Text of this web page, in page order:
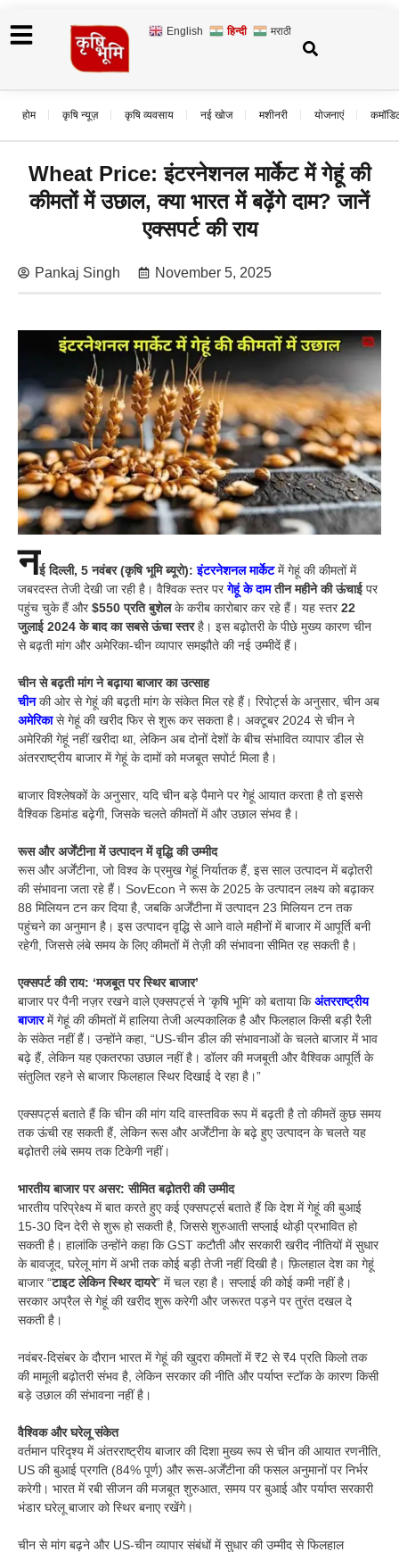
English हिन्दी मराठी
होम कृषि न्यूज़ कृषि व्यवसाय नई खोज मशीनरी योजनाएं
Wheat Price: इंटरनेशनल मार्केट में गेहूं की
कीमतों में उछाल, क्या भारत में बढ़ेंगे दाम? जानें
एक्सपर्ट की राय
Pankaj Singh November 5, 2025
नई दिल्ली, 5 नवंबर (कृषि भूमि ब्यूरो):इंटरनेशनल मार्केटमें गेहूं की कीमतों में
जबरदस्त तेजी देखी जा रही है। वैश्विक स्तर परगेहूं के दाम तीन महीने की ऊंचाईपर
पहुंच चुके हैं और$550 प्रति बुशेलके करीब कारोबार कर रहे हैं। यह स्तर22
जुलाई 2024 के बाद का सबसे ऊंचा स्तरहै। इस बढ़ोतरी के पीछे मुख्य कारण चीन
से बढ़ती मांग और अमेरिका-चीन व्यापार समझौते की नई उम्मीदें हैं।
चीन से बढ़ती मांग ने बढ़ाया बाजार का उत्साह
चीन की ओर से गेहूं की बढ़ती मांग के संकेत मिल रहे हैं। रिपोर्ट्स के अनुसार, चीन अब
अमेरिकासे गेहूं की खरीद फिर से शुरू कर सकता है। अक्टूबर 2024 से चीन ने
अमेरिकी गेहूं नहीं खरीदा था, लेकिन अब दोनों देशों के बीच संभावित व्यापार डील से
अंतरराष्ट्रीय बाजार में गेहूं के दामों को मजबूत सपोर्ट मिला है।
बाजार विश्लेषकों के अनुसार, यदि चीन बड़े पैमाने पर गेहूं आयात करता है तो इससे
वैश्विक डिमांड बढ़ेगी, जिसके चलते कीमतों में और उछाल संभव है।
रूस और अर्जेंटीना में उत्पादन में वृद्धि की उम्मीद
रूस और अर्जेंटीना, जो विश्व के प्रमुख गेहूं निर्यातक हैं, इस साल उत्पादन में बढ़ोतरी
की संभावना जता रहे हैं। SovEcon ने रूस के 2025 के उत्पादन लक्ष्य को बढ़ाकर
88 मिलियन टन कर दिया है, जबकि अर्जेंटीना में उत्पादन 23 मिलियन टन तक
पहुंचने का अनुमान है। इस उत्पादन वृद्धि से आने वाले महीनों में बाजार में आपूर्ति बनी
रहेगी, जिससे लंबे समय के लिए कीमतों में तेज़ी की संभावना सीमित रह सकती है।
एक्सपर्ट की राय: ‘मजबूत पर स्थिर बाजार’
बाजार पर पैनी नज़र रखने वाले एक्सपर्ट्स ने ‘कृषि भूमि’ को बतायाकिअंतरराष्ट्रीय
बाजारमें गेहूं की कीमतों में हालिया तेजी अल्पकालिक है और फिलहाल किसी बड़ी रैली
के संकेत नहीं हैं। उन्होंने कहा, “US-चीन डील की संभावनाओं के चलते बाजार में भाव
बढ़े हैं, लेकिन यह एकतरफा उछाल नहीं है। डॉलर की मजबूती और वैश्विक आपूर्ति के
संतुलित रहने से बाजार फिलहाल स्थिर दिखाई दे रहा है।”
एक्सपर्ट्स बताते हैं कि चीन की मांग यदि वास्तविक रूप में बढ़ती है तो कीमतें कुछ समय
तक ऊंची रह सकती हैं, लेकिन रूस और अर्जेंटीना के बढ़े हुए उत्पादन के चलते यह
बढ़ोतरी लंबे समय तक टिकेगी नहीं।
भारतीय बाजार पर असर: सीमित बढ़ोतरी की उम्मीद
भारतीय परिप्रेक्ष्य में बात करते हुए कई एक्सपर्ट्स बताते हैं कि देश में गेहूं की बुआई
15-30 दिन देरी से शुरू हो सकती है, जिससे शुरुआती सप्लाई थोड़ी प्रभावित हो
सकती है। हालांकि उन्होंने कहा कि GST कटौती और सरकारी खरीद नीतियों में सुधार
के बावजूद, घरेलू मांग में अभी तक कोई बड़ी तेजी नहीं दिखी है। फ़िलहाल देश का गेहूं
बाजार “टाइट लेकिन स्थिर दायरे” में चल रहा है। सप्लाई की कोई कमी नहीं है।
सरकार अप्रैल से गेहूं की खरीद शुरू करेगी और जरूरत पड़ने पर तुरंत दखल दे
सकती है।
नवंबर-दिसंबर के दौरान भारत में गेहूं की खुदरा कीमतों में ₹2 से ₹4 प्रति किलो तक
की मामूली बढ़ोतरी संभव है, लेकिन सरकार की नीति और पर्याप्त स्टॉक के कारण किसी
बड़े उछाल की संभावना नहीं है।
वैश्विक और घरेलू संकेत
वर्तमान परिदृश्य में अंतरराष्ट्रीय बाजार की दिशा मुख्य रूप से चीन की आयात रणनीति,
US की बुआई प्रगति (84% पूर्ण) और रूस-अर्जेंटीना की फसल अनुमानों पर निर्भर
करेगी। भारत में रबी सीजन की मजबूत शुरुआत, समय पर बुआई और पर्याप्त सरकारी
भंडार घरेलू बाजार को स्थिर बनाए रखेंगे।
चीन से मांग बढ़ने और US-चीन व्यापार संबंधों में सुधार की उम्मीद से फिलहाल